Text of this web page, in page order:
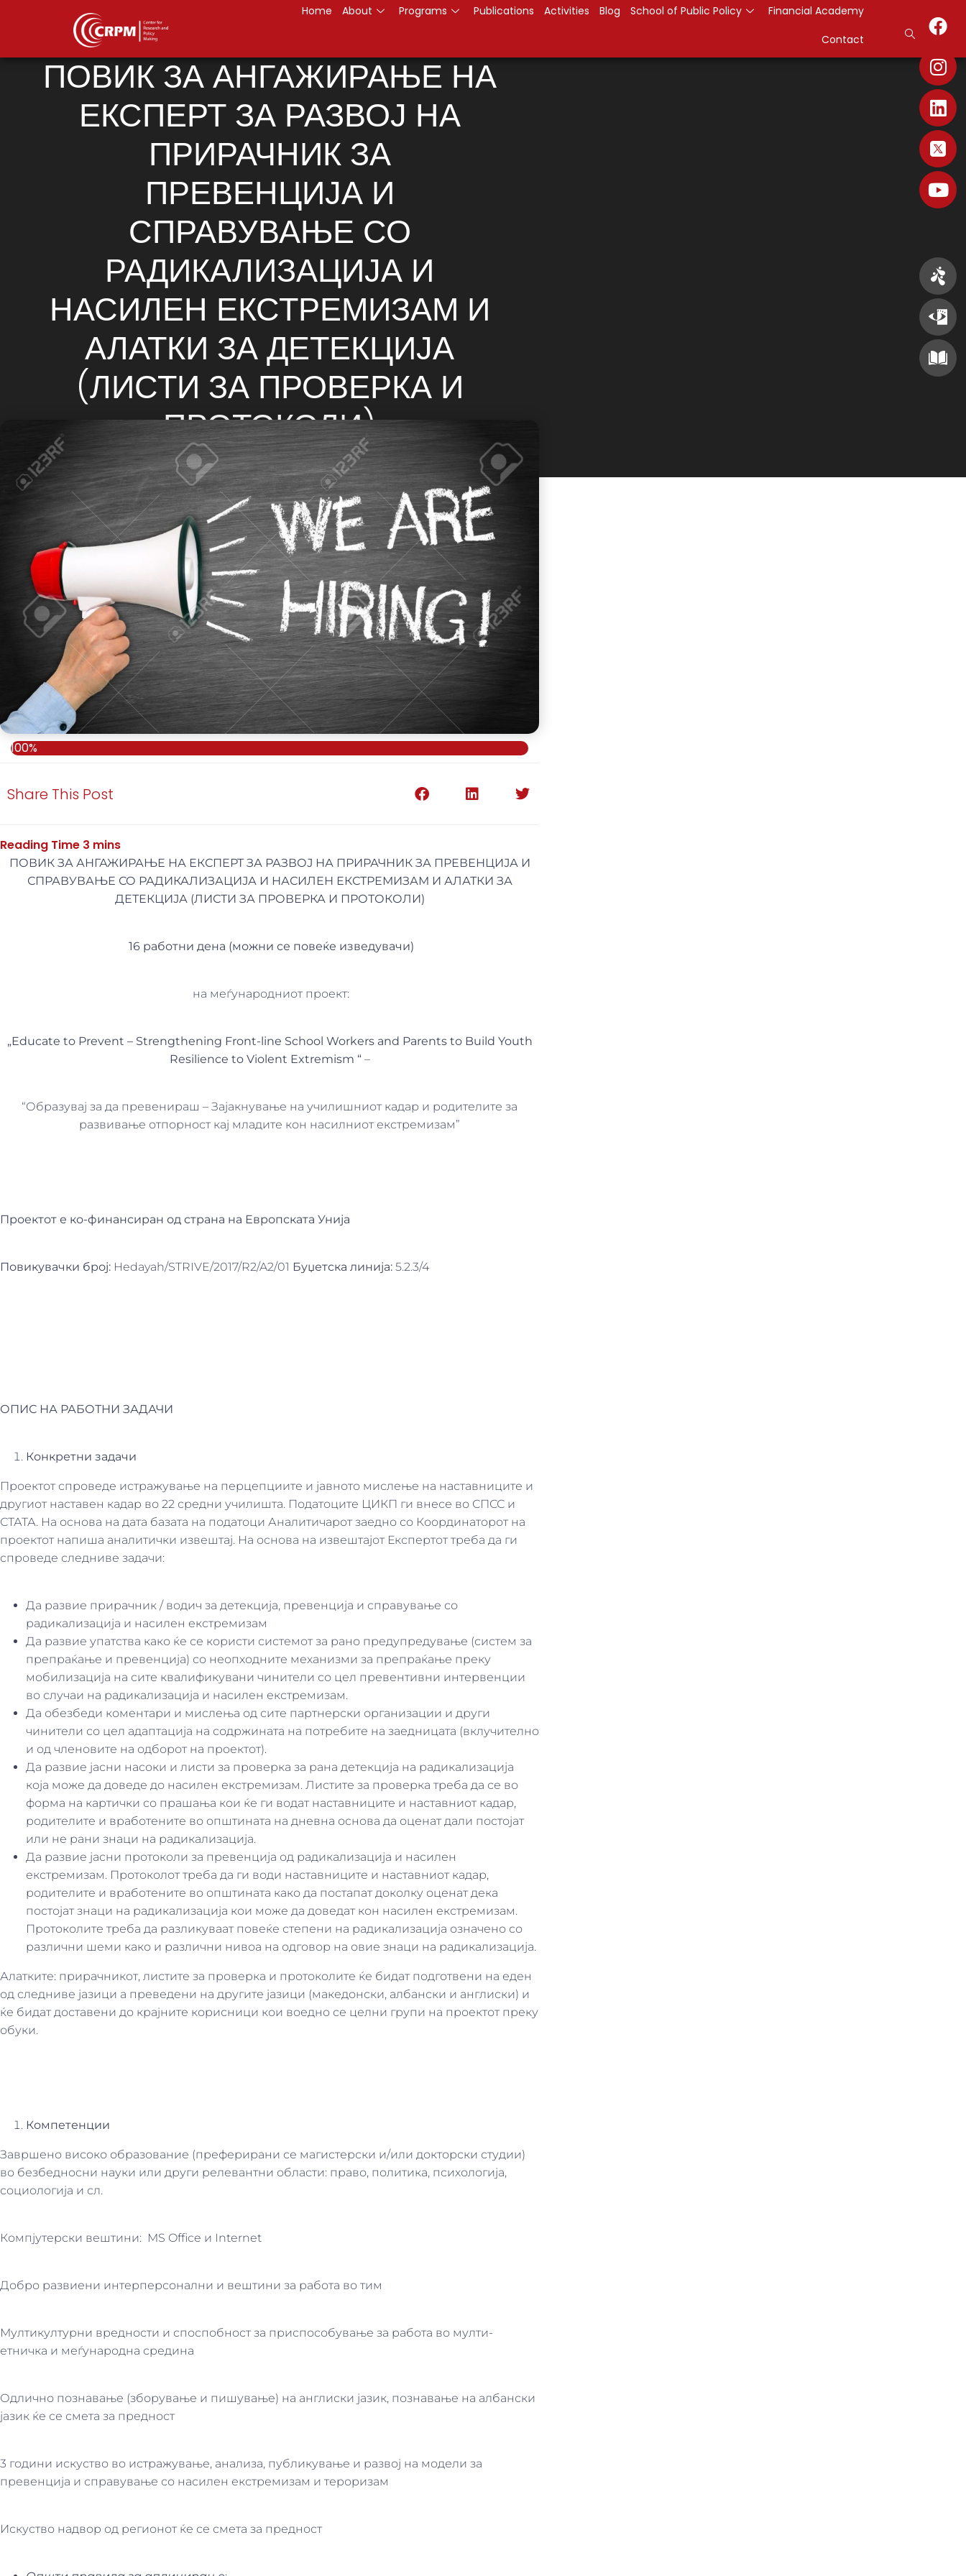
Home About Programs Publications Activities Blog School of Public Policy
Financial Academy
Contact
ПОВИК ЗА АНГАЖИРАЊЕ НА
ЕКСПЕРТ ЗА РАЗВОЈ НА
ПРИРАЧНИК ЗА
ПРЕВЕНЦИЈА И
СПРАВУВАЊЕ СО
РАДИКАЛИЗАЦИЈА И
НАСИЛЕН ЕКСТРЕМИЗАМ И
АЛАТКИ ЗА ДЕТЕКЦИЈА
(ЛИСТИ ЗА ПРОВЕРКА И
ПРОТОКОЛИ)
23/07/2018
100%
100%
Share This Post
ПОВИК ЗА АНГАЖИРАЊЕ НА ЕКСПЕРТ ЗА РАЗВОЈ НА ПРИРАЧНИК ЗА ПРЕВЕНЦИЈА И
СПРАВУВАЊЕ СО РАДИКАЛИЗАЦИЈА И НАСИЛЕН ЕКСТРЕМИЗАМ И АЛАТКИ ЗА
ДЕТЕКЦИЈА (ЛИСТИ ЗА ПРОВЕРКА И ПРОТОКОЛИ)
16 работни дена (можни се повеќе изведувачи)
на меѓународниот проект:
„Educate to Prevent – Strengthening Front-line School Workers and Parents to Build Youth
Resilience to Violent Extremism “–
“Образувај за да превенираш – Зајакнување на училишниот кадар и родителите за
развивање отпорност кај младите кон насилниот екстремизам”
Проектот е ко-финансиран од страна на Европската Унија
Повикувачки број: Hedayah/STRIVE/2017/R2/A2/01 Буџетска линија: 5.2.3/4
ОПИС НА РАБОТНИ ЗАДАЧИ
Конкретни задачи
Проектот спроведе истражување на перцепциите и јавното мислење на наставниците и
другиот наставен кадар во 22 средни училишта. Податоците ЦИКП ги внесе во СПСС и
СТАТА. На основа на дата базата на податоци Аналитичарот заедно со Координаторот на
проектот напиша аналитички извештај. На основа на извештајот Експертот треба да ги
спроведе следниве задачи:
Да развие прирачник / водич за детекција, превенција и справување со
радикализација и насилен екстремизам
Да развие упатства како ќе се користи системот за рано предупредување (систем за
препраќање и превенција) со неопходните механизми за препраќање преку
мобилизација на сите квалификувани чинители со цел превентивни интервенции
во случаи на радикализација и насилен екстремизам.
Да обезбеди коментари и мислења од сите партнерски организации и други
чинители со цел адаптација на содржината на потребите на заедницата (вклучително
и од членовите на одборот на проектот).
Да развие јасни насоки и листи за проверка за рана детекција на радикализација
која може да доведе до насилен екстремизам. Листите за проверка треба да се во
форма на картички со прашања кои ќе ги водат наставниците и наставниот кадар,
родителите и вработените во општината на дневна основа да оценат дали постојат
или не рани знаци на радикализација.
Да развие јасни протоколи за превенција од радикализација и насилен
екстремизам. Протоколот треба да ги води наставниците и наставниот кадар,
родителите и вработените во општината како да постапат доколку оценат дека
постојат знаци на радикализација кои може да доведат кон насилен екстремизам.
Протоколите треба да разликуваат повеќе степени на радикализација означено со
различни шеми како и различни нивоа на одговор на овие знаци на радикализација.
Алатките: прирачникот, листите за проверка и протоколите ќе бидат подготвени на еден
од следниве јазици а преведени на другите јазици (македонски, албански и англиски) и
ќе бидат доставени до крајните корисници кои воедно се целни групи на проектот преку
обуки.
Компетенции
Завршено високо образование (преферирани се магистерски и/или докторски студии)
во безбедносни науки или други релевантни области: право, политика, психологија,
социологија и сл.
Компјутерски вештини: MS Office и Internet
Добро развиени интерперсонални и вештини за работа во тим
Мултикултурни вредности и споспобност за приспособување за работа во мулти-
етничка и меѓународна средина
Одлично познавање (зборување и пишување) на англиски јазик, познавање на албански
јазик ќе се смета за предност
3 години искуство во истражување, анализа, публикување и развој на модели за
превенција и справување со насилен екстремизам и тероризам
Искуство надвор од регионот ќе се смета за предност